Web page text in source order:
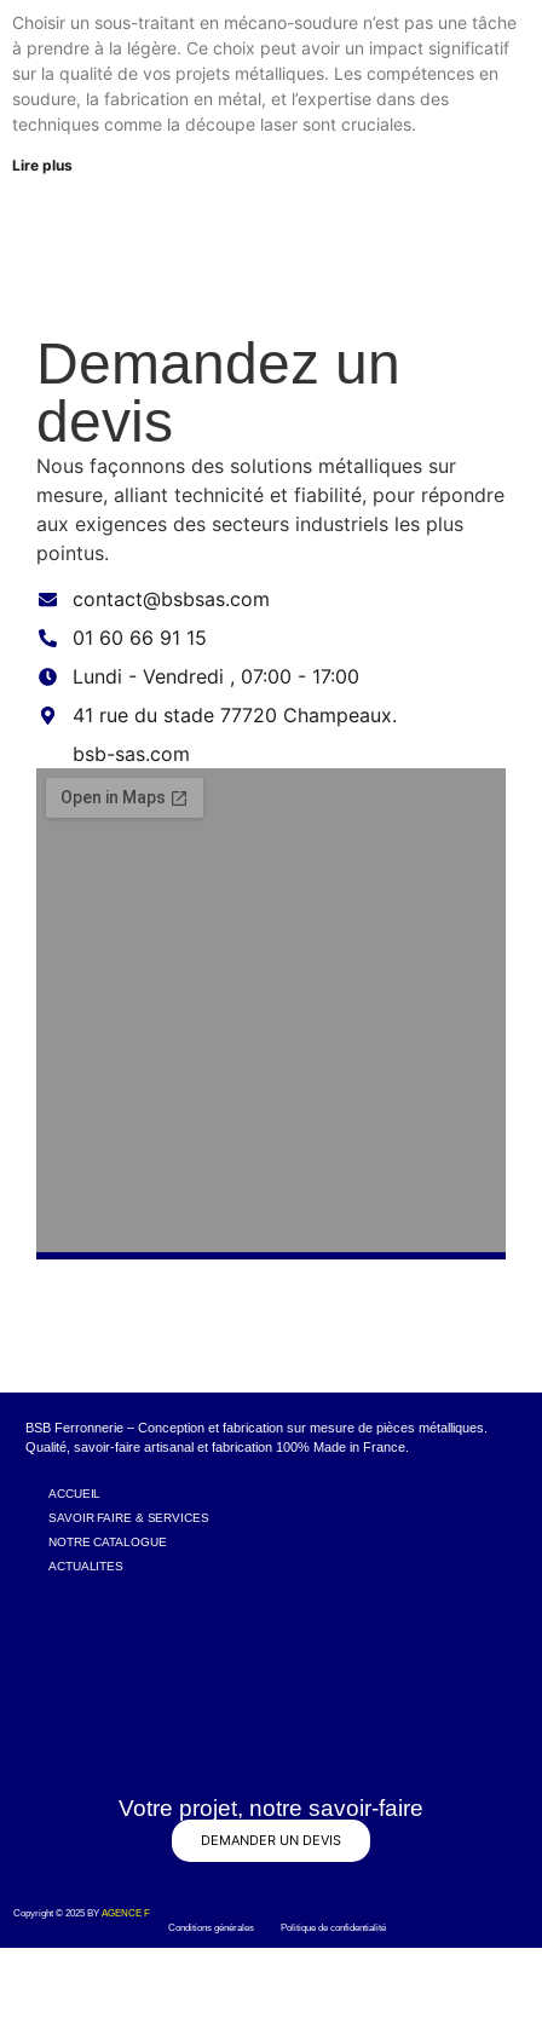
Choisir un sous-traitant en mécano-soudure n’est pas une tâche
à prendre à la légère. Ce choix peut avoir un impact significatif
sur la qualité de vos projets métalliques. Les compétences en
soudure, la fabrication en métal, et l’expertise dans des
techniques comme la découpe laser sont cruciales.
Lire plus
Demandez un
devis
Nous façonnons des solutions métalliques sur
mesure, alliant technicité et fiabilité, pour répondre
aux exigences des secteurs industriels les plus
pointus.
contact@bsbsas.com
01 60 66 91 15
Lundi - Vendredi , 07:00 - 17:00
41 rue du stade 77720 Champeaux.
bsb-sas.com
BSB Ferronnerie – Conception et fabrication sur mesure de pièces métalliques.
Qualité, savoir-faire artisanal et fabrication 100% Made in France.
ACCUEIL
SAVOIR FAIRE & SERVICES
NOTRE CATALOGUE
ACTUALITES
Votre projet, notre savoir-faire
DEMANDER UN DEVIS
Copyright © 2025 BY AGENCE F
Conditions générales Politique de confidentialité